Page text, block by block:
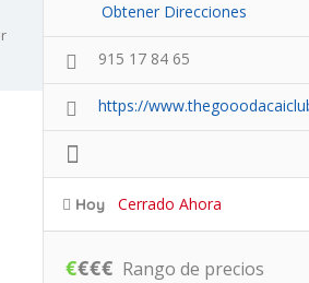
Obtener Direcciones
915 17 84 65
https://
Hoy Cerrado Ahora
€€€€ Rango de precios